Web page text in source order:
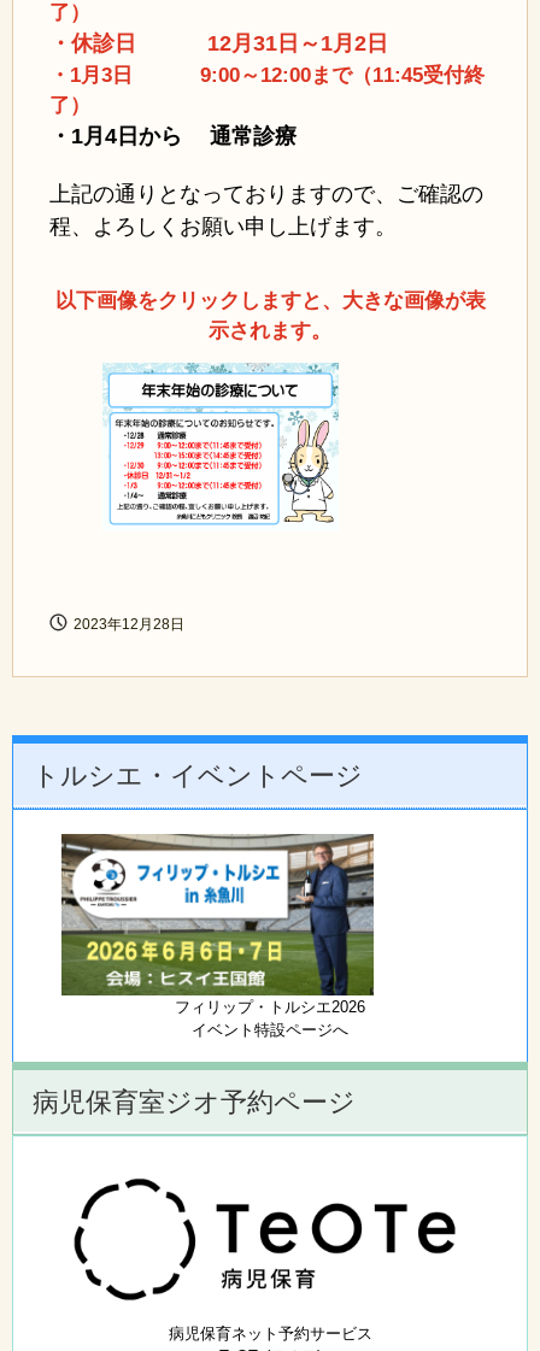
了）
・休診日 12月31日～1月2日
・1月3日 9:00～12:00まで（11:45受付終
了）
・1月4日から 通常診療
上記の通りとなっておりますので、ご確認の
程、よろしくお願い申し上げます。
以下画像をクリックしますと、大きな画像が表
示されます。
2023年12月28日
トルシエ・イベントページ
フィリップ・トルシエ2026
イベント特設ページへ
病児保育室ジオ予約ページ
病児保育ネット予約サービス